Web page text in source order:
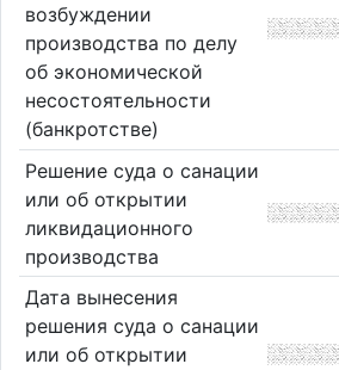
возбуждении
производства по делу
об экономической
несостоятельности
(банкротстве)
Решение суда о санации
или об открытии
ликвидационного
производства
Дата вынесения
решения суда о санации
или об открытии